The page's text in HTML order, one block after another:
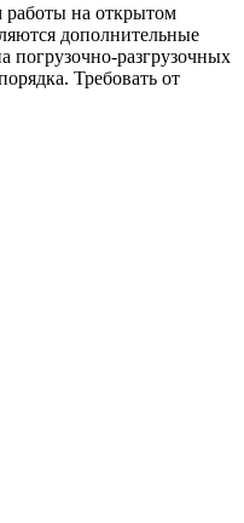
работы на открытом
дополнительные
погрузочно-разгрузочных
Требовать от